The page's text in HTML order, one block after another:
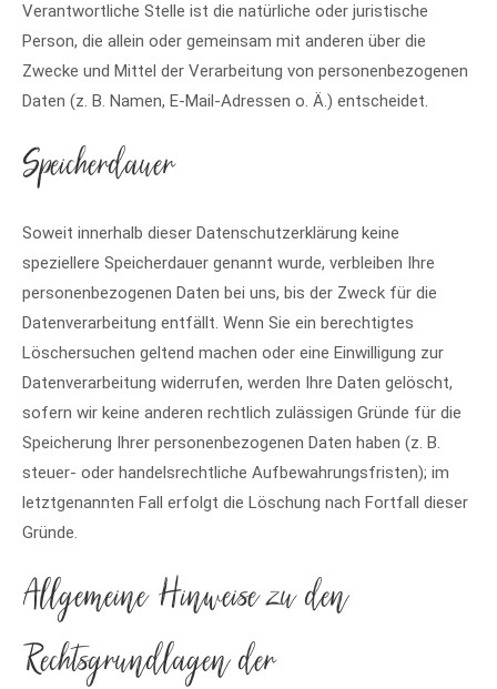
Verantwortliche Stelle ist die natürliche oder juristische
Person, die allein oder gemeinsam mit anderen über die
Zwecke und Mittel der Verarbeitung von personenbezogenen
Daten (z. B. Namen, E-Mail-Adressen o. Ä.) entscheidet.
Speicherdauer
Soweit innerhalb dieser Datenschutzerklärung keine
speziellere Speicherdauer genannt wurde, verbleiben Ihre
personenbezogenen Daten bei uns, bis der Zweck für die
Datenverarbeitung entfällt. Wenn Sie ein berechtigtes
Löschersuchen geltend machen oder eine Einwilligung zur
Datenverarbeitung widerrufen, werden Ihre Daten gelöscht,
sofern wir keine anderen rechtlich zulässigen Gründe für die
Speicherung Ihrer personenbezogenen Daten haben (z. B.
steuer- oder handelsrechtliche Aufbewahrungsfristen); im
letztgenannten Fall erfolgt die Löschung nach Fortfall dieser
Gründe.
Allgemeine Hinweise zu den
Rechtsgrundlagen der